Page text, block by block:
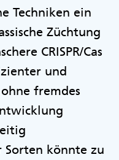
Techniken ein
Züchtung
CRISPR/Cas
und
fremdes
könnte zu